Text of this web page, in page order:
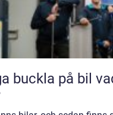
på bil vad lönar sig och hur går det